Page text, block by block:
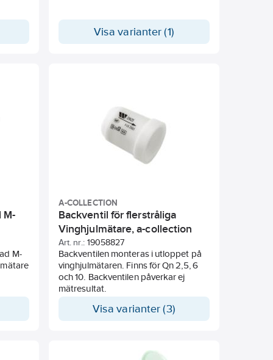
Visa varianter (1)
M-
M-
A-COLLECTION
Backventil för flerstråliga
Vinghjulmätare, a-collection
Art. nr.: 19058827
Backventilen monteras i utloppet på
vinghjulmätaren. Finns för Qn 2,5, 6
och 10. Backventilen påverkar ej
mätresultat.
Visa varianter (3)